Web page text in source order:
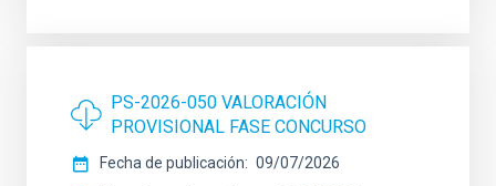
PS-2026-050 VALORACIÓN
PROVISIONAL FASE CONCURSO
Fecha de publicación
09/07/2026